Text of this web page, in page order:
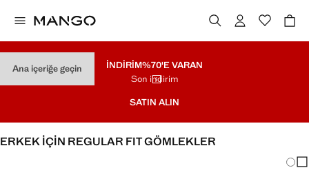
Ana içeriğe geçin İNDİRİM%70'E VARAN
Son indirim
SATIN ALIN
ERKEK İÇİN REGULAR FIT GÖMLEKLER
Az